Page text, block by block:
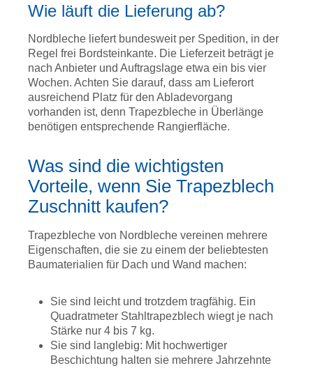
Wie läuft die Lieferung ab?
Nordbleche liefert bundesweit per Spedition, in der
Regel frei Bordsteinkante. Die Lieferzeit beträgt je
nach Anbieter und Auftragslage etwa ein bis vier
Wochen. Achten Sie darauf, dass am Lieferort
ausreichend Platz für den Abladevorgang
vorhanden ist, denn Trapezbleche in Überlänge
benötigen entsprechende Rangierfläche.
Was sind die wichtigsten
Vorteile, wenn Sie Trapezblech
Zuschnitt kaufen?
Trapezbleche von Nordbleche vereinen mehrere
Eigenschaften, die sie zu einem der beliebtesten
Baumaterialien für Dach und Wand machen:
Sie sind leicht und trotzdem tragfähig. Ein
Quadratmeter Stahltrapezblech wiegt je nach
Stärke nur 4 bis 7 kg.
Sie sind langlebig: Mit hochwertiger
Beschichtung halten sie mehrere Jahrzehnte